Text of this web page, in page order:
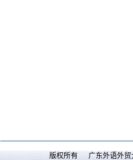
版权所有 广东外语外贸